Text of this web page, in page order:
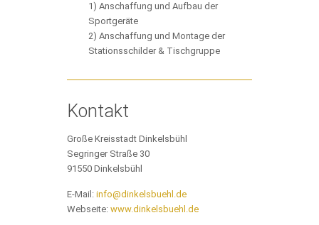
1) Anschaffung und Aufbau der
Sportgeräte
2) Anschaffung und Montage der
Stationsschilder & Tischgruppe
Kontakt
Große Kreisstadt Dinkelsbühl
Segringer Straße 30
91550 Dinkelsbühl
E-Mail: info@dinkelsbuehl.de
Webseite: www.dinkelsbuehl.de